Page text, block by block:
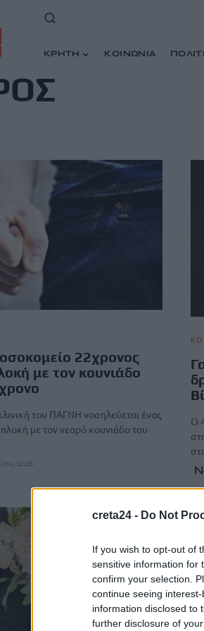
creta24 - Do Not
If you wish to opt-out of
sensitive information for
confirm your selection.
continue seeing
information disclosed to
further disclosure of
ΚΡΗΤΗ ΚΟΙΝΩΝΙΑ
22χρονος
με τον κουνιάδο
του ΠΑΓΝΗ νοσηλεύεται ένας
με τον νεαρό κουνιάδο του
2026
Ο